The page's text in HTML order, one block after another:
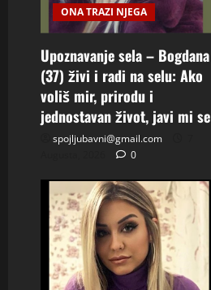
ONA TRAZI NJEGA
Upoznavanje sela – Bogdana
(37) živi i radi na selu: Ako
voliš mir, prirodu i
jednostavan život, javi mi se
spojljubavni@gmail.com
0